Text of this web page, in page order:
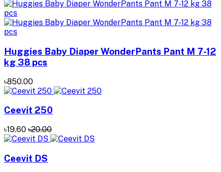
Huggies Baby Diaper WonderPants Pant M 7-12
kg 38 pcs
৳850.00
Ceevit 250
৳19.60 ৳20.00
Ceevit DS